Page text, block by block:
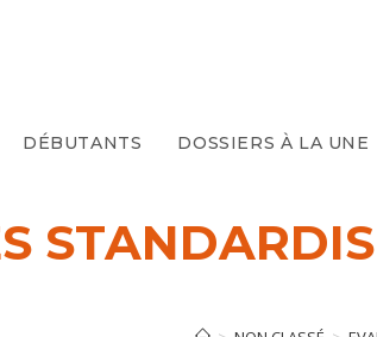
DÉBUTANTS DOSSIERS À LA UNE